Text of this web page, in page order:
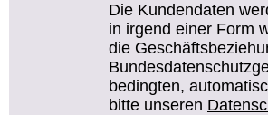
Die Kundendaten
in irgend einer Form
die
bedingten,
bitte unseren